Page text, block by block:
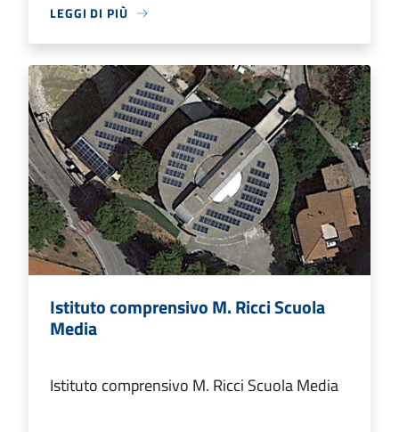
LEGGI DI PIÙ
Istituto comprensivo M. Ricci Scuola
Media
Istituto comprensivo M. Ricci Scuola Media